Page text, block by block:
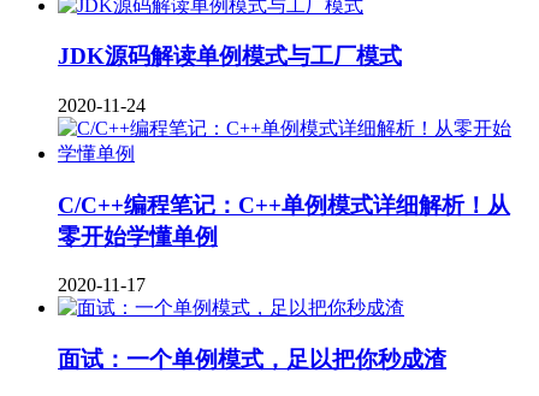
JDK源码解读单例模式与工厂模式
2020-11-24
C/C++编程笔记：C++单例模式详细解析！从
零开始学懂单例
2020-11-17
面试：一个单例模式，足以把你秒成渣